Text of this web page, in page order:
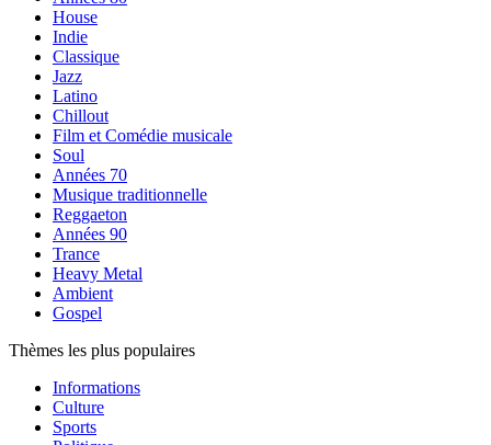
House
Indie
Classique
Jazz
Latino
Chillout
Film et Comédie musicale
Soul
Années 70
Musique traditionnelle
Reggaeton
Années 90
Trance
Heavy Metal
Ambient
Gospel
Thèmes les plus populaires
Informations
Culture
Sports